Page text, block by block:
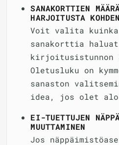
SANAKORTTIEN
HARJOITUSTA KOHDEN
Voit valita kuinka
sanakorttia
kirjoitusistunnon
Oletusluku on
sanaston
idea, jos olet
EI-TUETTUJEN
MUUTTAMINEN
Jos